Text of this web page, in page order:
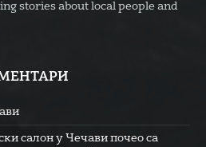
stories about local people and
салон у Чечави почео са